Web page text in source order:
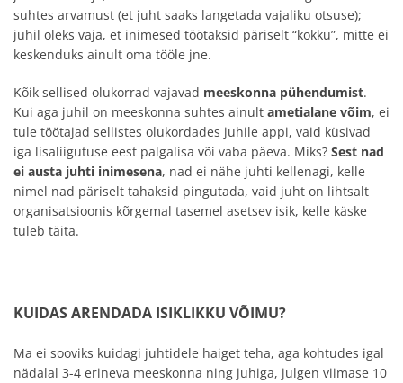
suhtes arvamust (et juht saaks langetada vajaliku otsuse);
juhil oleks vaja, et inimesed töötaksid päriselt “kokku”, mitte ei
keskenduks ainult oma tööle jne.
Kõik sellised olukorrad vajavad meeskonna pühendumist.
Kui aga juhil on meeskonna suhtes ainult ametialane võim, ei
tule töötajad sellistes olukordades juhile appi, vaid küsivad
iga lisaliigutuse eest palgalisa või vaba päeva. Miks? Sest nad
ei austa juhti inimesena, nad ei nähe juhti kellenagi, kelle
nimel nad päriselt tahaksid pingutada, vaid juht on lihtsalt
organisatsioonis kõrgemal tasemel asetsev isik, kelle käske
tuleb täita.
KUIDAS ARENDADA ISIKLIKKU VÕIMU?
Ma ei sooviks kuidagi juhtidele haiget teha, aga kohtudes igal
nädalal 3-4 erineva meeskonna ning juhiga, julgen viimase 10